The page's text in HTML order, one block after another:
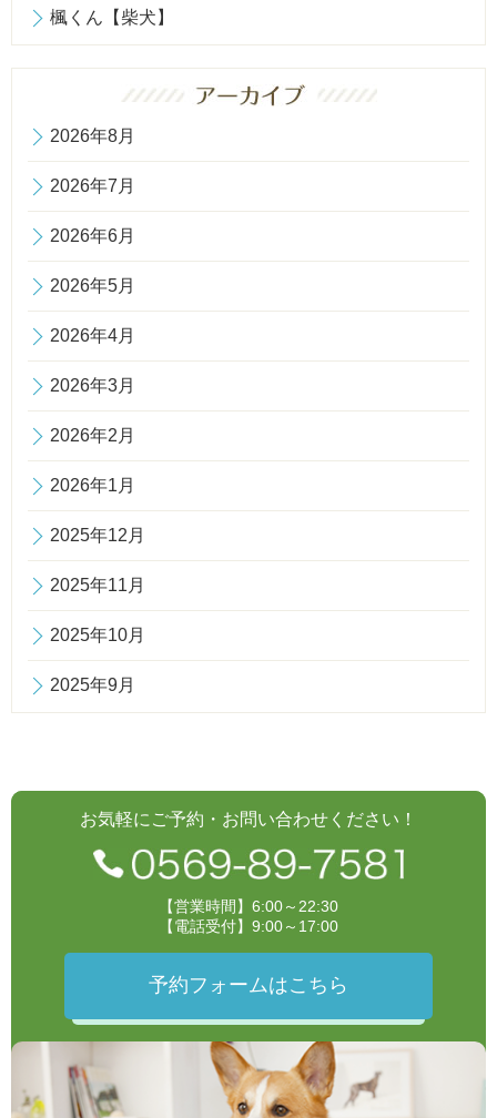
楓くん【柴犬】
2026年8月
2026年7月
2026年6月
2026年5月
2026年4月
2026年3月
2026年2月
2026年1月
2025年12月
2025年11月
2025年10月
2025年9月
お気軽にご予約・お問い合わせください！
【営業時間】6:00～22:30
【電話受付】9:00～17:00
予約フォームはこちら